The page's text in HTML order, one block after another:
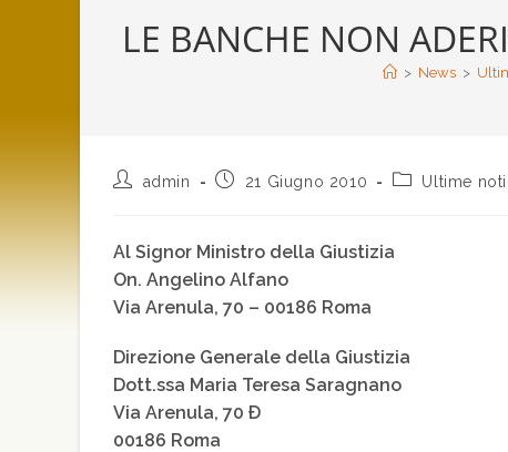
LE BANCHE NON
> News >
admin 21 Giugno 2010 Ultime
Al Signor Ministro della Giustizia
On. Angelino Alfano
Via Arenula, 70 – 00186 Roma
Direzione Generale della Giustizia
Dott.ssa Maria Teresa Saragnano
Via Arenula, 70 Ð
00186 Roma